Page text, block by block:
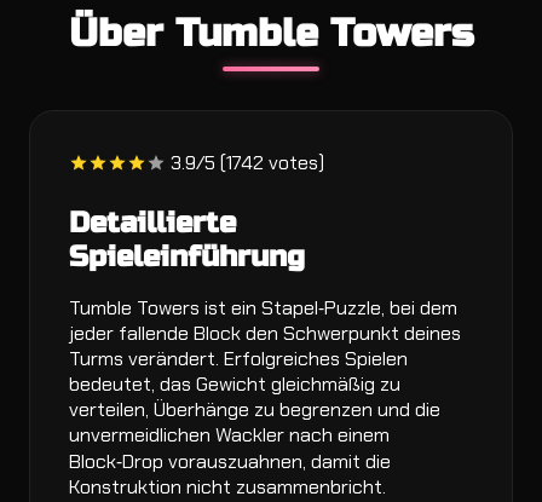
Über Tumble Towers
3.9/5 (1742 votes)
Detaillierte
Spieleinführung
Tumble Towers ist ein Stapel‑Puzzle, bei dem
jeder fallende Block den Schwerpunkt deines
Turms verändert. Erfolgreiches Spielen
bedeutet, das Gewicht gleichmäßig zu
verteilen, Überhänge zu begrenzen und die
unvermeidlichen Wackler nach einem
Block‑Drop vorauszuahnen, damit die
Konstruktion nicht zusammenbricht.